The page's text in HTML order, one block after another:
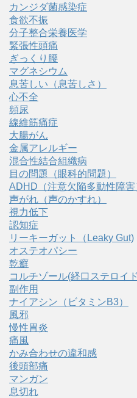
カンジダ菌感染症
食欲不振
分子整合栄養医学
緊張性頭痛
ぎっくり腰
マグネシウム
息苦しい（息苦しさ）
心不全
頻尿
線維筋痛症
大腸がん
金属アレルギー
混合性結合組織病
目の問題（眼科的問題）
ADHD（注意欠陥多動性障害
声がれ（声のかすれ）
視力低下
認知症
リーキーガット（Leaky Gut)
オステオパシー
乾癬
コルチゾール(経口ステロイ
副作用
ナイアシン（ビタミンB3）
風邪
慢性胃炎
痛風
かみ合わせの違和感
後頭部痛
マンガン
息切れ